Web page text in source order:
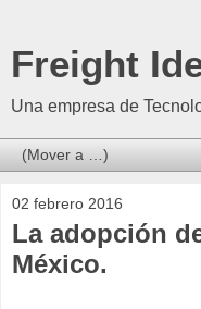
Freight
Una empresa de
02 febrero 2016
La adopción
México.